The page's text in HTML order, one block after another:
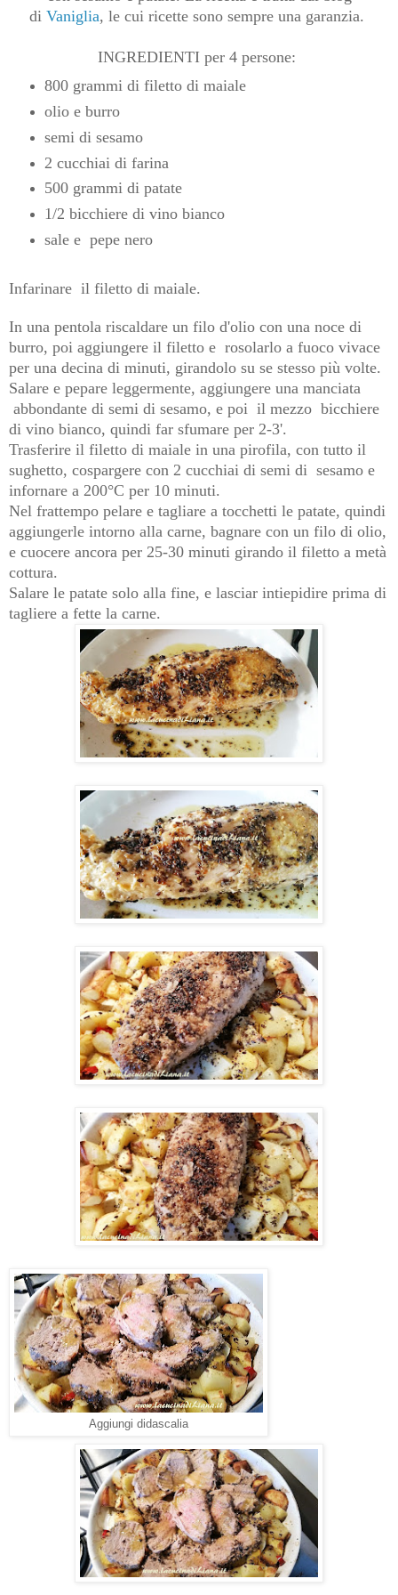
di Vaniglia, le cui ricette sono sempre una garanzia.
INGREDIENTI per 4 persone:
800 grammi di filetto di maiale
olio e burro
semi di sesamo
2 cucchiai di farina
500 grammi di patate
1/2 bicchiere di vino bianco
sale e pepe nero
Infarinare il filetto di maiale.
In una pentola riscaldare un filo d'olio con una noce di
burro, poi aggiungere il filetto e rosolarlo a fuoco vivace
per una decina di minuti, girandolo su se stesso più volte.
Salare e pepare leggermente, aggiungere una manciata
abbondante di semi di sesamo, e poi il mezzo bicchiere
di vino bianco, quindi far sfumare per 2-3'.
Trasferire il filetto di maiale in una pirofila, con tutto il
sughetto, cospargere con 2 cucchiai di semi di sesamo e
infornare a 200°C per 10 minuti.
Nel frattempo pelare e tagliare a tocchetti le patate, quindi
aggiungerle intorno alla carne, bagnare con un filo di olio,
e cuocere ancora per 25-30 minuti girando il filetto a metà
cottura.
Salare le patate solo alla fine, e lasciar intiepidire prima di
tagliere a fette la carne.
Aggiungi didascalia